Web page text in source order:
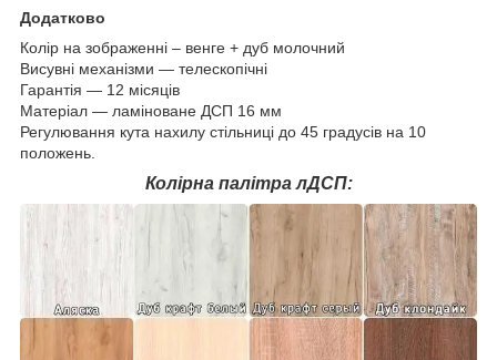
Додатково
Колір на зображенні – венге + дуб молочний
Висувні механізми — телескопічні
Гарантія — 12 місяців
Матеріал — ламіноване ДСП 16 мм
Регулювання кута нахилу стільниці до 45 градусів на 10
положень.
Колірна палітра лДСП: